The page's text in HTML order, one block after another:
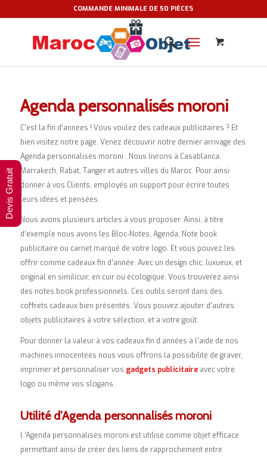
COMMANDE MINIMALE DE 50 PIÈCES
Agenda personnalisés moroni
C’est la fin d’années ! Vous voulez des cadeaux publicitaires ? Et
bien visitez notre page. Venez découvrir notre dernier arrivage des
Agenda personnalisés moroni . Nous livrons à Casablanca,
Marrakech, Rabat, Tanger et autres villes du Maroc. Pour ainsi
donner à vos Clients, employés un support pour écrire toutes
leurs idées et pensées.
Nous avons plusieurs articles à vous proposer. Ainsi, à titre
d’exemple nous avons les Bloc-Notes, Agenda, Note book
publicitaire ou carnet marqué de votre logo. Et vous pouvez les
offrir comme cadeaux fin d’année. Avec un design chic, luxueux, et
original en similicuir, en cuir ou écologique. Vous trouverez ainsi
des notes book professionnels. Ces outils seront dans des
coffrets cadeaux bien présentés. Vous pouvez ajouter d’autres
objets publicitaires à votre sélection, et à votre goût.
Pour donner la valeur à vos cadeaux fin d années à l’aide de nos
machines innocentées nous vous offrons la possibilité de graver,
imprimer et personnaliser vos gadgets publicitaire avec votre
logo ou même vos slogans.
Utilité d’Agenda personnalisés moroni
l ‘Agenda personnalisés moroni est utilisé comme objet efficace
permettant ainsi de créer des liens de rapprochement entre
Devis Gratuit